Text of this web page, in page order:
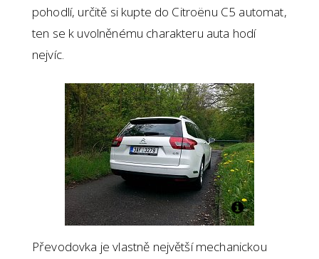
pohodlí, určitě si kupte do Citroënu C5 automat,
ten se k uvolněnému charakteru auta hodí
nejvíc.
Převodovka je vlastně největší mechanickou